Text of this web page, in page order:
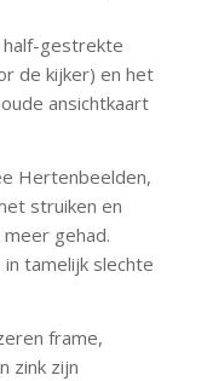
gestrekte
de kijker) en het
ansichtkaart
Hertenbeelden,
struiken en
gehad.
tamelijk slechte
frame,
zink zijn